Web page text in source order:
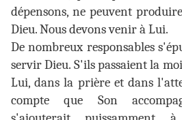
dépensons, ne peuvent
Dieu. Nous devons venir à Lui.
De nombreux responsables
servir Dieu. S'ils passaient la
Lui, dans la prière et dans
compte que Son